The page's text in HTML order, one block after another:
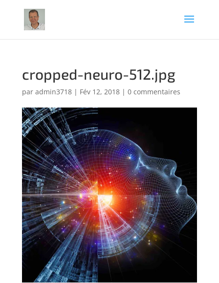
cropped-neuro-512.jpg
par admin3718| Fév 12, 2018| 0 commentaires